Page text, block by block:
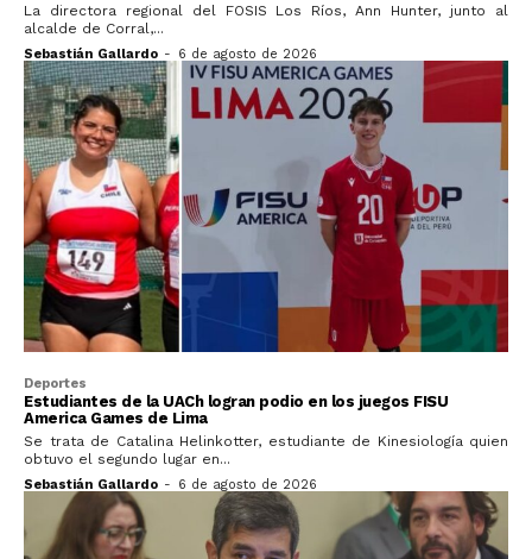
La directora regional del FOSIS Los Ríos, Ann Hunter, junto al
alcalde de Corral,...
Sebastián Gallardo - 6 de agosto de 2026
Deportes
Estudiantes de la UACh logran podio en los juegos FISU
America Games de Lima
Se trata de Catalina Helinkotter, estudiante de Kinesiología quien
obtuvo el segundo lugar en...
Sebastián Gallardo - 6 de agosto de 2026